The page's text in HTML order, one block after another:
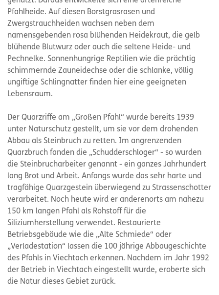
Pfahlheide. Auf diesen Borstgrasrasen und
Zwergstrauchheiden wachsen neben dem
namensgebenden rosa blühenden Heidekraut, die gelb
blühende Blutwurz oder auch die seltene Heide- und
Pechnelke. Sonnenhungrige Reptilien wie die prächtig
schimmernde Zauneidechse oder die schlanke, völlig
ungiftige Schlingnatter finden hier eine geeigneten
Lebensraum.
Der Quarzriffe am „Großen Pfahl“ wurde bereits 1939
unter Naturschutz gestellt, um sie vor dem drohenden
Abbau als Steinbruch zu retten. Im angrenzenden
Quarzbruch fanden die „Schudderschloger“ - so wurden
die Steinbrucharbeiter genannt - ein ganzes Jahrhundert
lang Brot und Arbeit. Anfangs wurde das sehr harte und
tragfähige Quarzgestein überwiegend zu Strassenschotter
verarbeitet. Noch heute wird er anderenorts am nahezu
150 km langen Pfahl als Rohstoff für die
Siliziumherstellung verwendet. Restaurierte
Betriebsgebäude wie die „Alte Schmiede“ oder
„Verladestation“ lassen die 100 jährige Abbaugeschichte
des Pfahls in Viechtach erkennen. Nachdem im Jahr 1992
der Betrieb in Viechtach eingestellt wurde, eroberte sich
die Natur dieses Gebiet zurück.